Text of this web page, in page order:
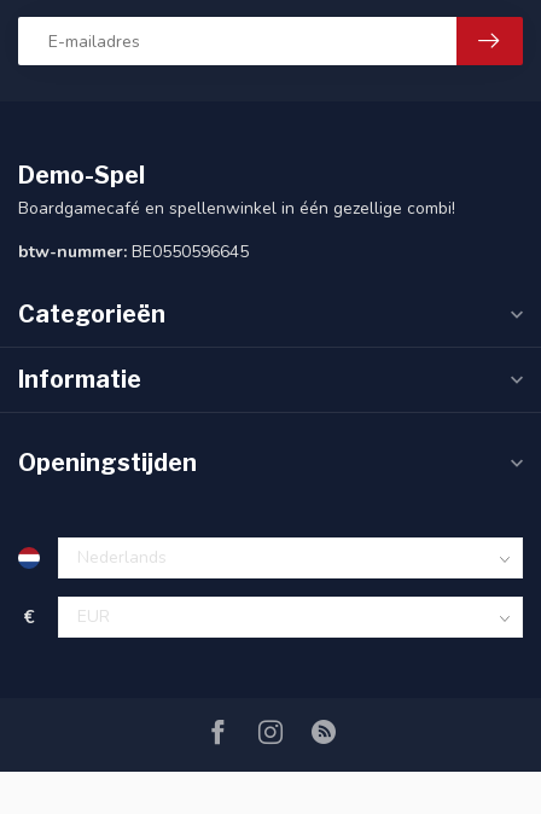
Demo-Spel
Boardgamecafé en spellenwinkel in één gezellige combi!
btw-nummer: BE0550596645
Categorieën
Informatie
Openingstijden
€